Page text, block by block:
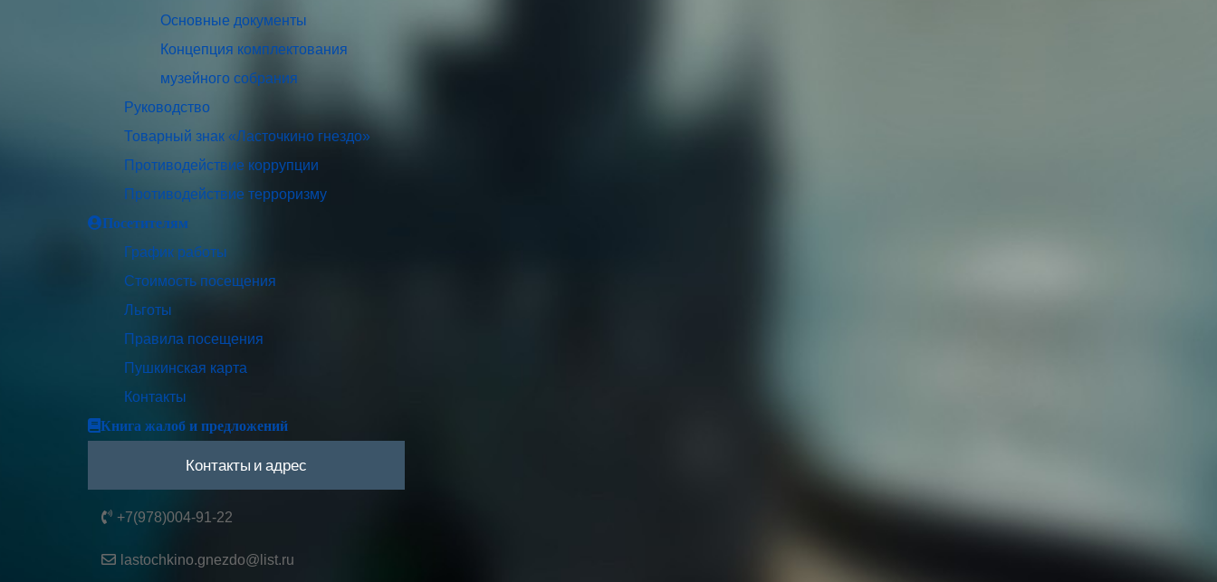
Основные документы
Концепция комплектования
музейного собрания
Руководство
Товарный знак «Ласточкино гнездо»
Противодействие коррупции
Противодействие терроризму
Посетителям
График работы
Стоимость посещения
Льготы
Правила посещения
Пушкинская карта
Контакты
Книга жалоб и предложений
Контакты и адрес
+7(978)004-91-22
lastochkino.gnezdo@list.ru